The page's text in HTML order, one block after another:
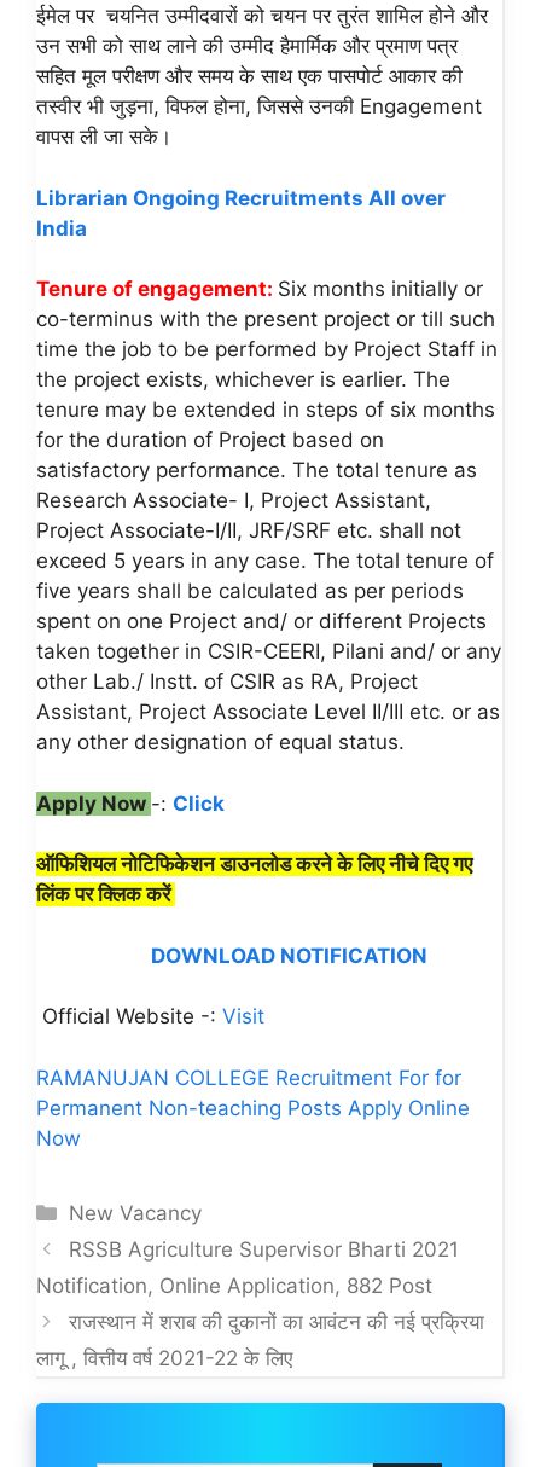
ईमेल पर चयनित उम्मीदवारों को चयन पर तुरंत शामिल होने और
उन सभी को साथ लाने की उम्मीद हैमार्मिक और प्रमाण पत्र
सहित मूल परीक्षण और समय के साथ एक पासपोर्ट आकार की
तस्वीर भी जुड़ना, विफल होना, जिससे उनकी Engagement
वापस ली जा सके।
Librarian Ongoing Recruitments All over
India
Tenure of engagement: Six months initially or
co-terminus with the present project or till such
time the job to be performed by Project Staff in
the project exists, whichever is earlier. The
tenure may be extended in steps of six months
for the duration of Project based on
satisfactory performance. The total tenure as
Research Associate- I, Project Assistant,
Project Associate-I/II, JRF/SRF etc. shall not
exceed 5 years in any case. The total tenure of
five years shall be calculated as per periods
spent on one Project and/ or different Projects
taken together in CSIR-CEERI, Pilani and/ or any
other Lab./ Instt. of CSIR as RA, Project
Assistant, Project Associate Level II/III etc. or as
any other designation of equal status.
Apply Now -: Click
ऑफिशियल नोटिफिकेशन डाउनलोड करने के लिए नीचे दिए गए
लिंक पर क्लिक करें
DOWNLOAD NOTIFICATION
Official Website -: Visit
RAMANUJAN COLLEGE Recruitment For for
Permanent Non-teaching Posts Apply Online
Now
Categories
New Vacancy
RSSB Agriculture Supervisor Bharti 2021
Notification, Online Application, 882 Post
राजस्थान में शराब की दुकानों का आवंटन की नई प्रक्रिया
लागू , वित्तीय वर्ष 2021-22 के लिए